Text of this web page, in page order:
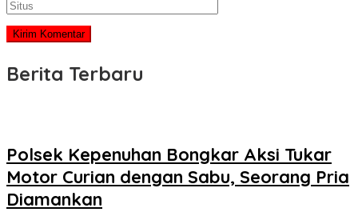
Berita Terbaru
Polsek Kepenuhan Bongkar Aksi Tukar
Motor Curian dengan Sabu, Seorang Pria
Diamankan